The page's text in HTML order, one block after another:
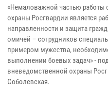
«Немаловажной частью работы
охраны Росгвардии является
направленности и защита
омичей – сотрудников
примером мужества,
выполнении боевых задач» -
вневедомственной охраны
Соболевская.